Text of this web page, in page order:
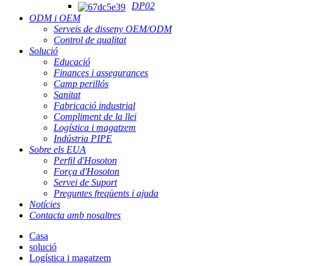
DP02
ODM i OEM
Serveis de disseny OEM/ODM
Control de qualitat
Solució
Educació
Finances i assegurances
Camp perillós
Sanitat
Fabricació industrial
Compliment de la llei
Logística i magatzem
Indústria PIPE
Sobre els EUA
Perfil d'Hosoton
Força d'Hosoton
Servei de Suport
Preguntes freqüents i ajuda
Notícies
Contacta amb nosaltres
Casa
solució
Logística i magatzem